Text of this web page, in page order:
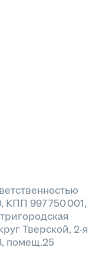
КПП 997 750 001,
Тверской, 2-я
помещ.25